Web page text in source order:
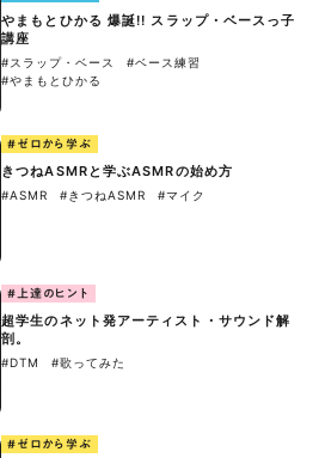
やまもとひかる 爆誕!! スラップ・ベースっ子
講座
#スラップ・ベース
#ベース練習
#やまもとひかる
#ゼロから学ぶ
きつねASMRと学ぶASMRの始め方
#ASMR #きつねASMR #マイク
#上達のヒント
超学生のネット発アーティスト・サウンド解
剖。
#DTM #歌ってみた
#ゼロから学ぶ